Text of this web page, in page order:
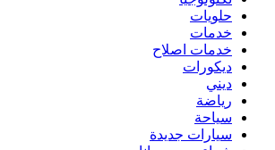
حلويات
خدمات
خدمات اصلاح
ديكورات
ديني
رياضة
سياحة
سيارات جديدة